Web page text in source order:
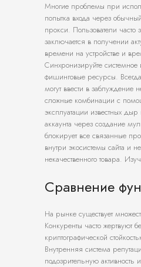
Многие проблемы при
попытка входа через
прокси. Пользователи
заключается в получении
времени на устройстве и
Синхронизируйте
фишинговые ресурсы.
могут ввести в заблуждение
сложные комбинации с
эксплуатации известных
аккаунта через создание
блокирует все связанные
внутри экосистемы сайта и
некачественного товара.
Сравнение
На рынке существует
Конкуренты часто жертвуют
криптографической
Внутренняя система
подозрительную